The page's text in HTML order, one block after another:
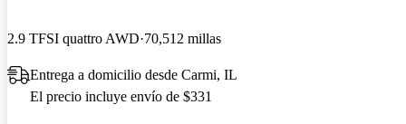
2.9 TFSI quattro AWD 70,512 millas
Entrega a domicilio desde Carmi, IL
El precio incluye envío de $331